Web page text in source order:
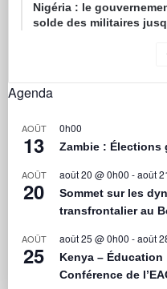
Nigéria : le
solde des militaires
Agenda
AOÛT
13
0h00
Zambie : Élections
AOÛT
20
août 20 @ 0h00 -août
Sommet sur les
transfrontalier au
AOÛT
25
août 25 @ 0h00 -août
Kenya –
Conférence de